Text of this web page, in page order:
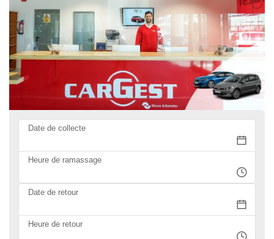
Date de collecte
Heure de ramassage
Date de retour
Heure de retour